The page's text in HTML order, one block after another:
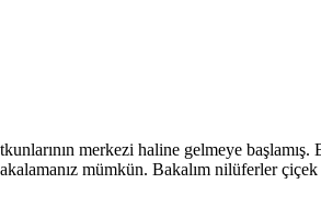
merkezi haline gelmeye
mümkün. Bakalım nilüferler